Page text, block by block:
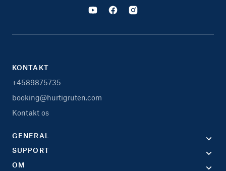
KONTAKT
+4589875735
booking@hurtigruten.com
Kontakt os
GENERAL
SUPPORT
OM